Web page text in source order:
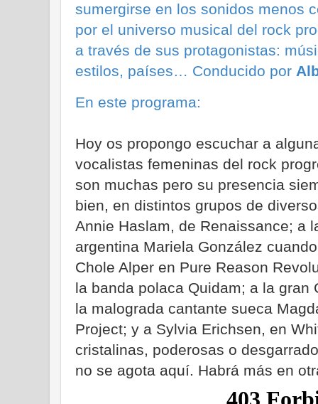
sumergirse en los sonidos menos
por el universo musical del rock
a través de sus protagonistas:
estilos, países… Conducido por
En este programa:
Hoy os propongo escuchar a
vocalistas femeninas del rock
son muchas pero su presencia
bien, en distintos grupos de
Annie Haslam, de Renaissance; a
argentina Mariela González
Chole Alper en Pure Reason
la banda polaca Quidam; a la gran
la malograda cantante sueca
Project; y a Sylvia Erichsen, en
cristalinas, poderosas o
no se agota aquí. Habrá más en